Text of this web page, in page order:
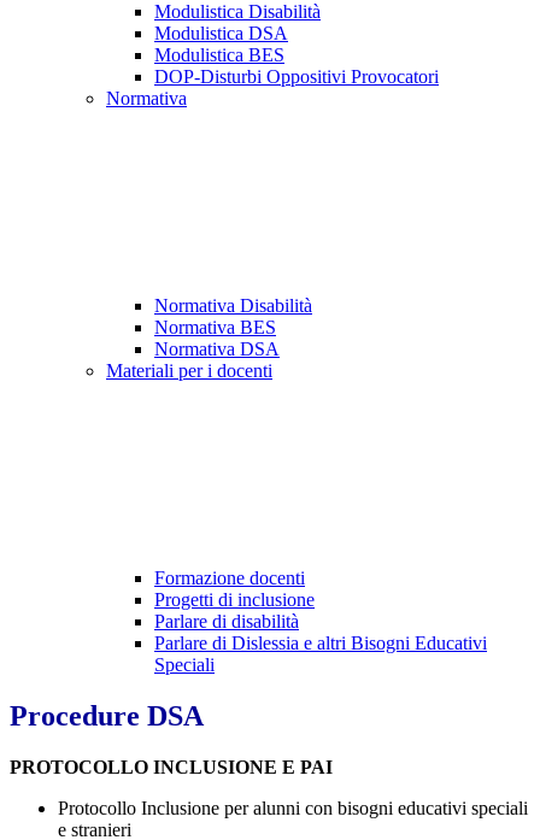
Modulistica Disabilità
Modulistica DSA
Modulistica BES
DOP-Disturbi Oppositivi Provocatori
Normativa
Normativa Disabilità
Normativa BES
Normativa DSA
Materiali per i docenti
Formazione docenti
Progetti di inclusione
Parlare di disabilità
Parlare di Dislessia e altri Bisogni Educativi
Speciali
Procedure DSA
PROTOCOLLO INCLUSIONE E PAI
Protocollo Inclusione per alunni con bisogni educativi speciali
e stranieri